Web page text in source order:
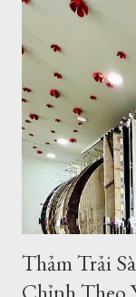
kinh tế. Chính vì
Thảm lót sàn cho
rộng. Đòi hỏi phải
điều hết sức quan
của chủ nhân.
phòng ăn - Thảm
Mẫu thảm sofa
lượng trung bình
Thảm Trải